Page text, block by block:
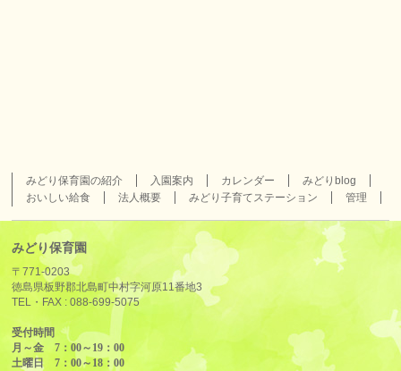
みどり保育園の紹介 入園案内 カレンダー
みどりblog
おいしい給食
法人概要 みどり子育てステーション 管理
みどり保育園
〒771-0203
徳島県板野郡北島町中村字河原11番地3
TEL・FAX :088-699-5075
受付時間
月～金 7：00～19：00
土曜日 7：00～18：00